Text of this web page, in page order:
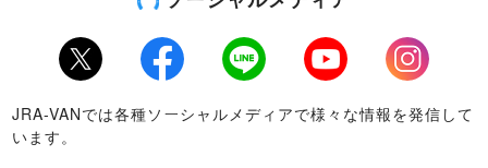
Twitter Facebook LINE Youtube
Instagram
JRA-VANでは各種ソーシャルメディアで様々な情報を発信して
います。